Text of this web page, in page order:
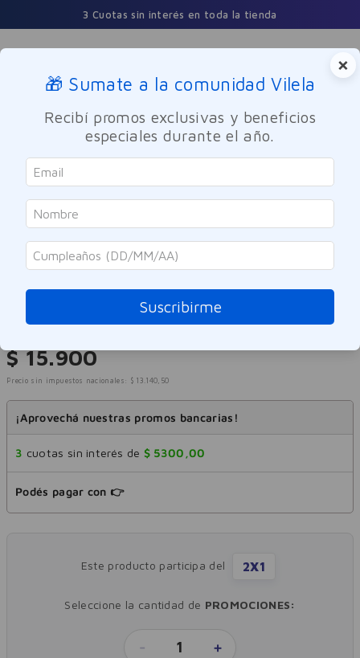
3 Cuotas sin interés en toda la tienda
Buscar
Cuidado Personal Cuidado del Cabello Fijadores
Tresemme
Coat Spray Tresemme Sellado
Antifrizz 190 ml
Referencia:-303078
$ 15.900
Precio sin impuestos nacionales: $ 13 .140, 50
¡Aprovechá nuestras promos bancarias!
3 cuotas sin interés de $ 5300 ,00
Podés pagar con 👉
Este producto participa del 2X1
Seleccione la cantidad de PROMOCIONES:
- 1 +
×
🎁 Sumate a la comunidad Vilela
Recibí promos exclusivas y beneficios
especiales durante el año.
Suscribirme